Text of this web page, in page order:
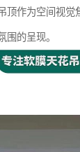
顶作为空间视觉
围的呈现。